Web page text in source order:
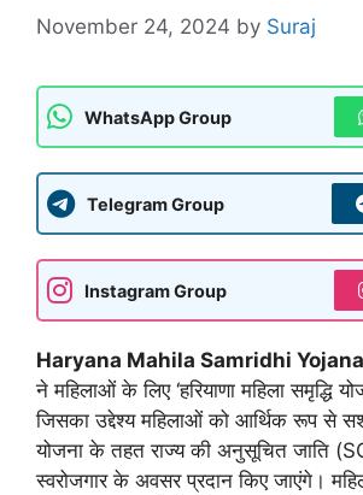
November 24, 2024 by Suraj
WhatsApp Group
Telegram Group
Instagram Group
Haryana Mahila Samridhi
ने महिलाओं के लिए ‘हरियाणा महिला समृद्धि
जिसका उद्देश्य महिलाओं को आर्थिक रूप से
योजना के तहत राज्य की अनुसूचित जाति
स्वरोजगार के अवसर प्रदान किए जाएंगे।